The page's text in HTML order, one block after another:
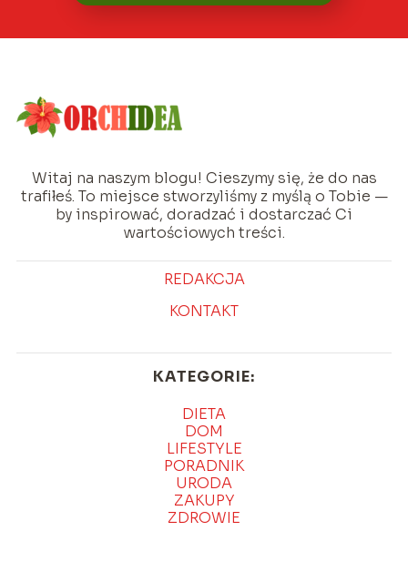
Witaj na naszym blogu! Cieszymy się, że do nas
trafiłeś. To miejsce stworzyliśmy z myślą o Tobie —
by inspirować, doradzać i dostarczać Ci
wartościowych treści.
REDAKCJA
KONTAKT
KATEGORIE:
DIETA
DOM
LIFESTYLE
PORADNIK
URODA
ZAKUPY
ZDROWIE